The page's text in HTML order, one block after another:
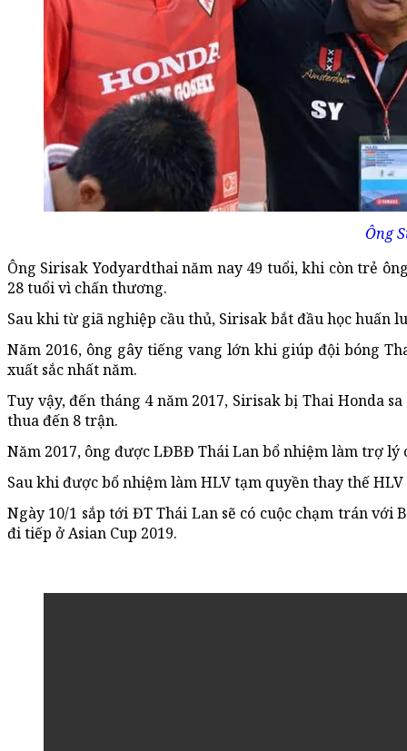
Ông
Ông Sirisak Yodyardthai năm nay 49 tuổi, khi còn trẻ
28 tuổi vì chấn thương.
Sau khi từ giã nghiệp cầu thủ, Sirisak bắt đầu học huấn
Năm 2016, ông gây tiếng vang lớn khi giúp đội bóng
xuất sắc nhất năm.
Tuy vậy, đến tháng 4 năm 2017, Sirisak bị Thai Honda
thua đến 8 trận.
Năm 2017, ông được LĐBĐ Thái Lan bổ nhiệm làm trợ
Sau khi được bổ nhiệm làm HLV tạm quyền thay thế
Ngày 10/1 sắp tới ĐT Thái Lan sẽ có cuộc chạm trán
đi tiếp ở Asian Cup 2019.